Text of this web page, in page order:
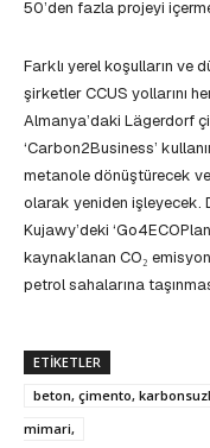
50’den fazla projeyi
Farklı yerel koşulların ve
şirketler CCUS yollarını
Almanya’daki Lägerdorf
‘Carbon2Business’
metanole dönüştürecek
olarak yeniden işleyecek.
Kujawy’deki
kaynaklanan CO₂
petrol sahalarına
ETIKETLER
beton, çimento,
mimari,